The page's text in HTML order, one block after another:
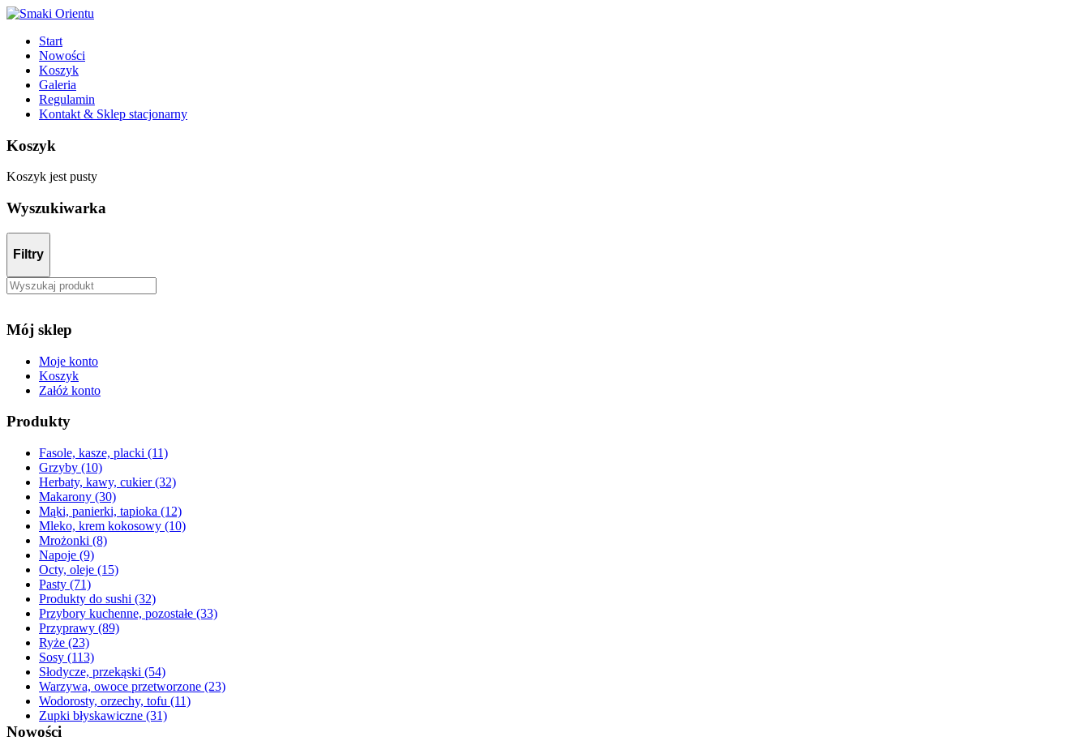
Start
Nowości
Koszyk
Galeria
Regulamin
Kontakt & Sklep stacjonarny
Koszyk
Koszyk jest pusty
Wyszukiwarka
Filtry
Mój sklep
Moje konto
Koszyk
Załóż konto
Produkty
Fasole, kasze, placki (11)
Grzyby (10)
Herbaty, kawy, cukier(32)
Makarony (30)
Mąki, panierki, tapioka (12)
Mleko, krem kokosowy (10)
Mrożonki (8)
Napoje (9)
Octy, oleje (15)
Pasty (71)
Produkty do sushi (32)
Przybory kuchenne, pozostałe (33)
Przyprawy (89)
Ryże (23)
Sosy (113)
Słodycze, przekąski (54)
Warzywa, owoce przetworzone (23)
Wodorosty, orzechy, tofu (11)
Zupki błyskawiczne (31)
Nowości